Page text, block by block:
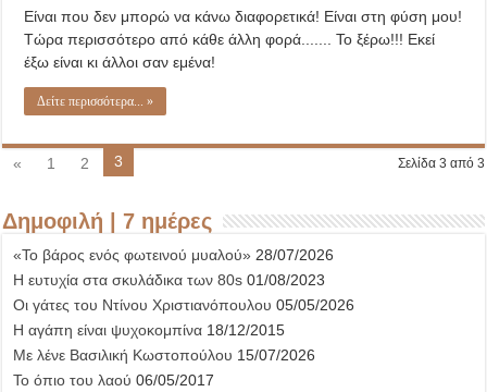
Είναι που δεν μπορώ να κάνω διαφορετικά! Είναι στη φύση μου!
Τώρα περισσότερο από κάθε άλλη φορά....... Το ξέρω!!! Εκεί
έξω είναι κι άλλοι σαν εμένα!
Δείτε περισσότερα... »
Σελίδα 3 από 3
« 1 2 3
Δημοφιλή | 7 ημέρες
«Το βάρος ενός φωτεινού μυαλού» 28/07/2026
Η ευτυχία στα σκυλάδικα των 80s 01/08/2023
Οι γάτες του Ντίνου Χριστιανόπουλου 05/05/2026
Η αγάπη είναι ψυχοκομπίνα 18/12/2015
Με λένε Βασιλική Κωστοπούλου 15/07/2026
Το όπιο του λαού 06/05/2017